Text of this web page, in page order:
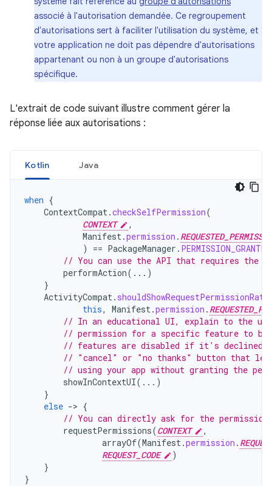
associé à l'autorisation demandée. Ce regroupement
d'autorisations sert à faciliter l'utilisation du système, et
votre application ne doit pas dépendre d'autorisations
appartenant ou non à un groupe d'autorisations
spécifique.
L'extrait de code suivant illustre comment gérer la
réponse liée aux autorisations :
Kotlin Java
when {
ContextCompat.checkSelfPermission(
CONTEXT
,
Manifest.permission .
)
== PackageManager . PERMISSION_GRANTED
// You can use the API that requires the
performAction(...)
}
ActivityCompat.
this, Manifest.permission .
// In an educational UI, explain to the
// permission for a specific feature to
// features are disabled if it's
// "cancel" or "no thanks" button that
// using your app without granting the
showInContextUI(...)
}
else -> {
// You can directly ask for the
requestPermissions(CONTEXT
,
arrayOf(Manifest.permission .
REQUEST_CODE
)
}
}